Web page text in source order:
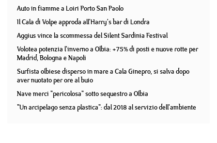
Auto in fiamme a Loiri Porto San Paolo
Il Cala di Volpe approda all'Harry's bar di Londra
Aggius vince la scommessa del Silent Sardinia Festival
Volotea potenzia l'inverno a Olbia: +75% di posti e nuove rotte per
Madrid, Bologna e Napoli
Surfista olbiese disperso in mare a Cala Ginepro, si salva dopo
aver nuotato per ore al buio
Nave merci "pericolosa" sotto sequestro a Olbia
"Un arcipelago senza plastica": dal 2018 al servizio dell'ambiente